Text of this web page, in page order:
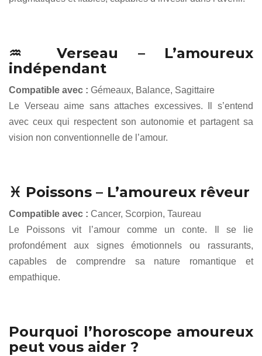
♒ Verseau – L’amoureux
indépendant
Compatible avec : Gémeaux, Balance, Sagittaire
Le Verseau aime sans attaches excessives. Il s’entend
avec ceux qui respectent son autonomie et partagent sa
vision non conventionnelle de l’amour.
♓ Poissons – L’amoureux rêveur
Compatible avec : Cancer, Scorpion, Taureau
Le Poissons vit l’amour comme un conte. Il se lie
profondément aux signes émotionnels ou rassurants,
capables de comprendre sa nature romantique et
empathique.
Pourquoi l’horoscope amoureux
peut vous aider ?